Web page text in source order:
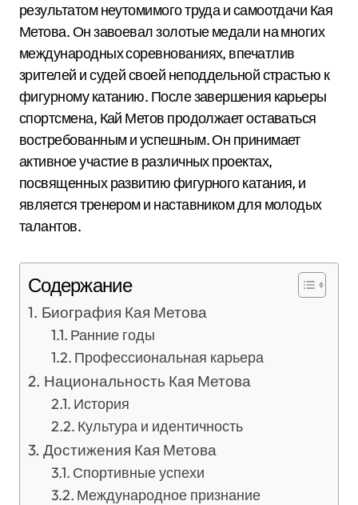
результатом неутомимого труда и самоотдачи Кая
Метова. Он завоевал золотые медали на многих
международных соревнованиях, впечатлив
зрителей и судей своей неподдельной страстью к
фигурному катанию. После завершения карьеры
спортсмена, Кай Метов продолжает оставаться
востребованным и успешным. Он принимает
активное участие в различных проектах,
посвященных развитию фигурного катания, и
является тренером и наставником для молодых
талантов.
Содержание
Биография Кая Метова
Ранние годы
Профессиональная карьера
Национальность Кая Метова
История
Культура и идентичность
Достижения Кая Метова
Спортивные успехи
Международное признание